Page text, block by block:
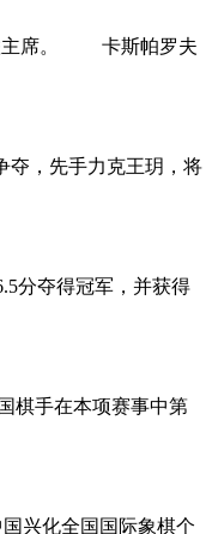
联主席。 卡斯帕罗夫
夺，先手力克王玥，将
分夺得冠军，并获得
棋手在本项赛事中第
兴化全国国际象棋个